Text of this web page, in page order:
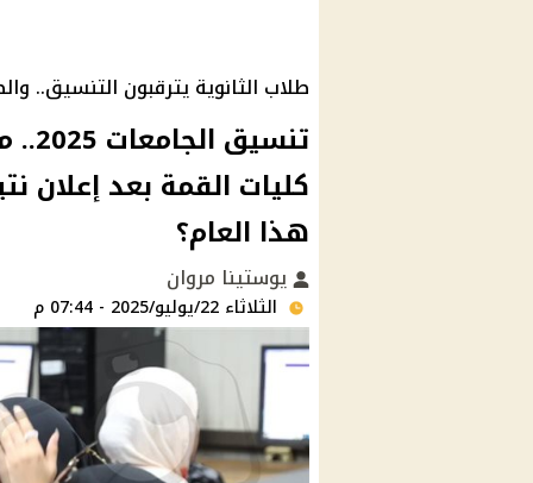
طلاب الثانوية يترقبون التنسيق..
كليات القمة بعد إعلان
هذا العام؟
يوستينا مروان
الثلاثاء 22/يوليو/2025 - 07:44 م